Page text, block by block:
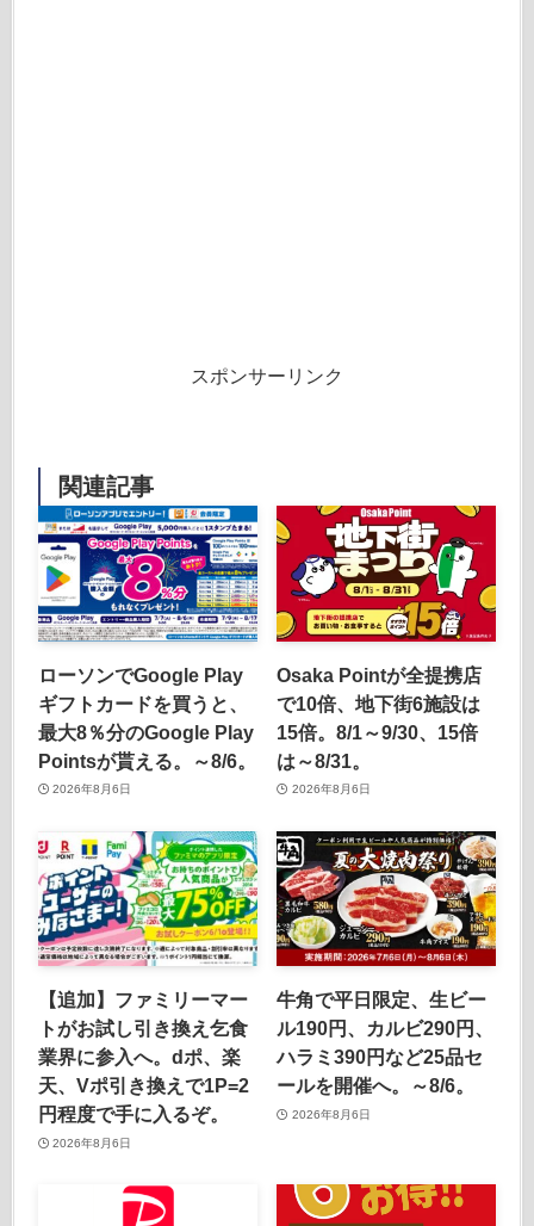
スポンサーリンク
関連記事
ローソンでGoogle Play
ギフトカードを買うと、
最大8％分のGoogle Play
Pointsが貰える。～8/6。
2026年8月6日
Osaka Pointが全提携店
で10倍、地下街6施設は
15倍。8/1～9/30、15倍
は～8/31。
2026年8月6日
【追加】ファミリーマー
トがお試し引き換え乞食
業界に参入へ。dポ、楽
天、Vポ引き換えで1P=2
円程度で手に入るぞ。
2026年8月6日
牛角で平日限定、生ビー
ル190円、カルビ290円、
ハラミ390円など25品セ
ールを開催へ。～8/6。
2026年8月6日